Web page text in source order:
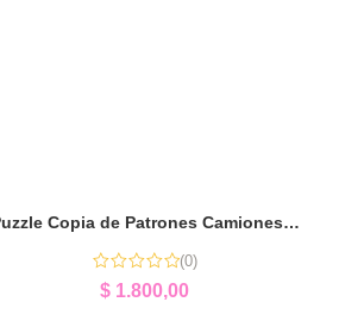
Puzzle Copia de Patrones Camiones | Lógica y Concentración
(0)
$ 1.800,00